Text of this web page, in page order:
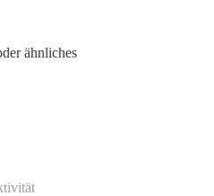
ähnliches